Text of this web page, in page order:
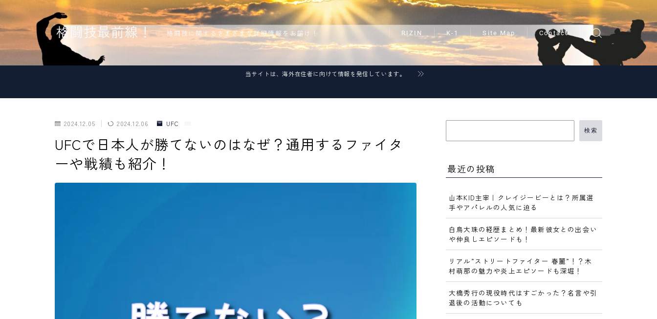
格闘技最前線！ 格闘技に関するさまざまな詳細情報をお届け！ RIZIN K-1 Site Map Contact
当サイトは、海外在住者に向けて情報を発信しています。
2024.12.05 2024.12.06 UFC
UFCで日本人が勝てないのはなぜ？通用するファイタ
ーや戦績も紹介！
検索
最近の投稿
山本KID主宰｜クレイジービーとは？所属選
手やアパレルの人気に迫る
白鳥大珠の経歴まとめ！最新彼女との出会い
や仲良しエピソードも！
リアル”ストリートファイター 春麗”！？木
村萌那の魅力や炎上エピソードも深堀！
大橋秀行の現役時代はすごかった？名言や引
退後の活動についても